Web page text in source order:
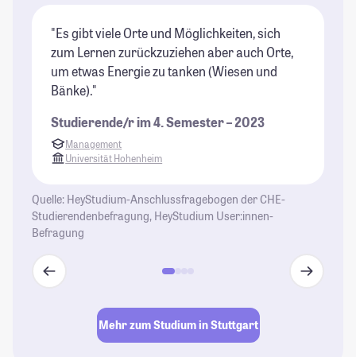
"Es gibt viele Orte und Möglichkeiten, sich
zum Lernen zurückzuziehen aber auch Orte,
um etwas Energie zu tanken (Wiesen und
Bänke)."
Studierende/r im 4. Semester – 2023
Management
Universität Hohenheim
Quelle: HeyStudium-Anschlussfragebogen der CHE-
Studierendenbefragung, HeyStudium User:innen-
Befragung
Mehr zum Studium in Stuttgart